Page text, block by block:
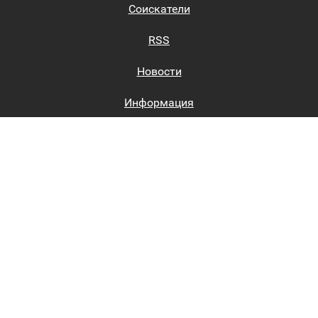
Соискатели
RSS
Новости
Информация